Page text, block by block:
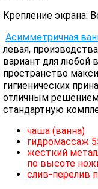
Крепление экрана:
Асимметричная
левая,
вариант для любой
пространство
гигиенических
отличным решением
стандартную
чаша (ванна)
гидромассаж
жесткий
по высоте
слив-перелив